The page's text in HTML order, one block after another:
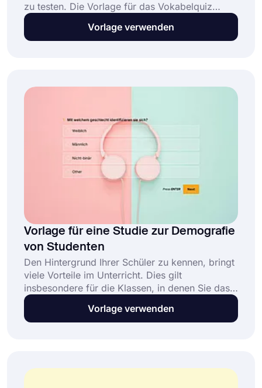
zu testen. Die Vorlage für das Vokabelquiz
Deutsch ist perfekt geeignet, um Quizze zu
erstellen, die Lernenden dabei helfen,
Erstellung Ihres Quiz!
Vorlage verwenden
Vorlage für eine Studie zur Demografie
von Studenten
Den Hintergrund Ihrer Schüler zu kennen, bringt
viele Vorteile im Unterricht. Dies gilt
insbesondere für die Klassen, in denen Sie das
Bildungsniveau Ihrer Schüler nicht kennen. Mit
einer Online-Umfrage zur Demografie von
für die demografische Umfrage von forms.app
und verbessern Sie das Bildungsergebnis!
Vorlage verwenden